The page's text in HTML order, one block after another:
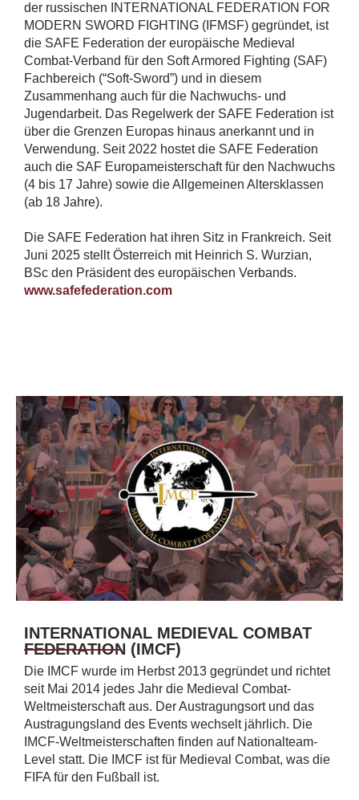
der russischen INTERNATIONAL FEDERATION FOR
MODERN SWORD FIGHTING (IFMSF) gegründet, ist
die SAFE Federation der europäische Medieval
Combat-Verband für den Soft Armored Fighting (SAF)
Fachbereich (“Soft-Sword”) und in diesem
Zusammenhang auch für die Nachwuchs- und
Jugendarbeit. Das Regelwerk der SAFE Federation ist
über die Grenzen Europas hinaus anerkannt und in
Verwendung. Seit 2022 hostet die SAFE Federation
auch die SAF Europameisterschaft für den Nachwuchs
(4 bis 17 Jahre) sowie die Allgemeinen Altersklassen
(ab 18 Jahre).
Die SAFE Federation hat ihren Sitz in Frankreich. Seit
Juni 2025 stellt Österreich mit Heinrich S. Wurzian,
BSc den Präsident des europäischen Verbands.
www.safefederation.com
INTERNATIONAL MEDIEVAL COMBAT
FEDERATION (IMCF)
Die IMCF wurde im Herbst 2013 gegründet und richtet
seit Mai 2014 jedes Jahr die Medieval Combat-
Weltmeisterschaft aus. Der Austragungsort und das
Austragungsland des Events wechselt jährlich. Die
IMCF-Weltmeisterschaften finden auf Nationalteam-
Level statt. Die IMCF ist für Medieval Combat, was die
FIFA für den Fußball ist.